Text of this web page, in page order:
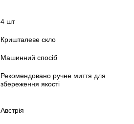
4 шт
Кришталеве скло
Машинний спосіб
Рекомендовано ручне миття для
збереження якості
Австрія